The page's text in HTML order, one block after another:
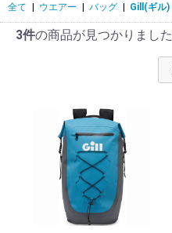
全て | ウエアー | バッグ | Gill(ギル)
3件の商品が見つかりました